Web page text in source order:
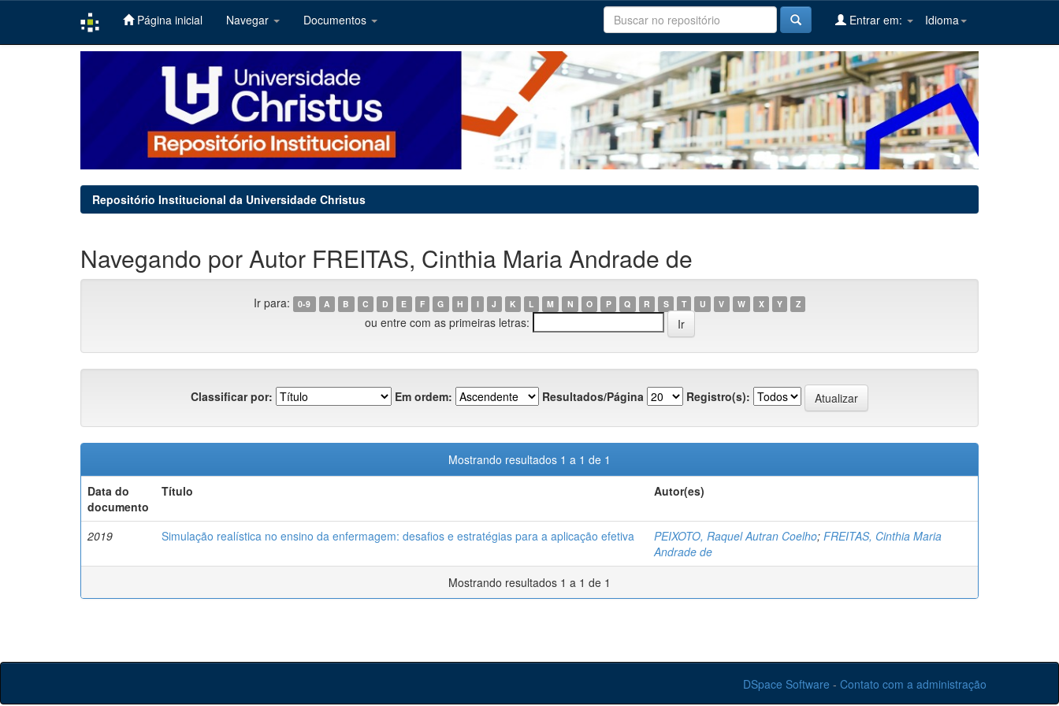
Página inicial Navegar Documentos Idioma
Entrar em:
Repositório Institucional da Universidade Christus
Navegando por Autor FREITAS, Cinthia Maria Andrade de
Ir para: 0-9 A B C D E F G H I J K L M N O P Q R S T U V W X Y Z
ou entre com as primeiras letras:
Classificar por: Em ordem: Resultados/Página Registro(s):
Mostrando resultados 1 a 1 de 1
Data do
documento
Título Autor(es)
2019 Simulação realística no ensino da enfermagem: desafios e estratégias para a aplicação efetiva PEIXOTO, Raquel Autran Coelho; FREITAS, Cinthia Maria
Andrade de
Mostrando resultados 1 a 1 de 1
DSpace Software - Contato com a administração